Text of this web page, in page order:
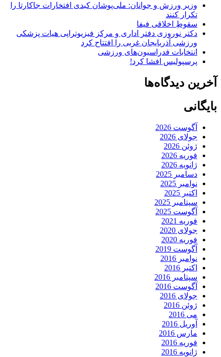
وزیر ورزش و جوانان: ملی‌پوشان کبدی افتخارات جاکارتا را
تکرار کنند
سقوطِ اخلاقی فیفا
دکتر نوروزی دفتر اداری و مرکز فیزیوتراپی هیات پزشکی
ورزشی آذربایجان غربی را افتتاح کرد
انتخابات فدراسیون‌های ورزشی
پرسپولیس افشا کرد!
آخرین دیدگاه‌ها
بایگانی
آگوست 2026
جولای 2026
ژوئن 2026
فوریه 2026
ژانویه 2026
دسامبر 2025
نوامبر 2025
اکتبر 2025
سپتامبر 2025
آگوست 2025
فوریه 2021
جولای 2020
فوریه 2020
آگوست 2019
نوامبر 2016
اکتبر 2016
سپتامبر 2016
آگوست 2016
جولای 2016
ژوئن 2016
می 2016
آوریل 2016
مارس 2016
فوریه 2016
ژانویه 2016